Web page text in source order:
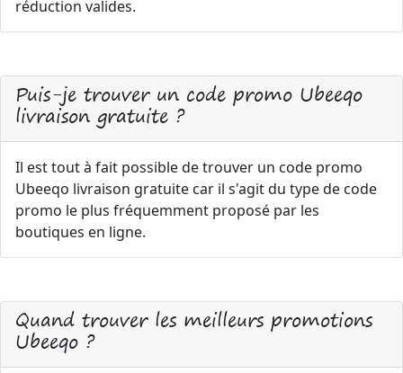
réduction valides.
Puis-je trouver un code promo Ubeeqo
livraison gratuite ?
Il est tout à fait possible de trouver un code promo
Ubeeqo livraison gratuite car il s'agit du type de code
promo le plus fréquemment proposé par les
boutiques en ligne.
Quand trouver les meilleurs promotions
Ubeeqo ?